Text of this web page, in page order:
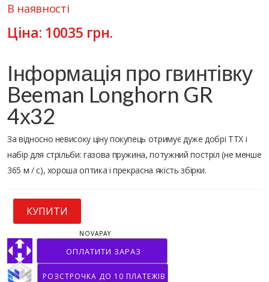
В наявності
Ціна: 10035 грн.
Інформація про гвинтівку
Beeman Longhorn GR
4х32
За відносно невисоку ціну покупець отримує дуже добрі ТТХ і
набір для стрільби: газова пружина, потужний постріл (не менше
365 м / с), хороша оптика і прекрасна якість збірки.
КУПИТИ
ОПЛАТИТИ ЗАРАЗ
NOVAPAY
РОЗСТРОЧКА ДО 10 ПЛАТЕЖІВ